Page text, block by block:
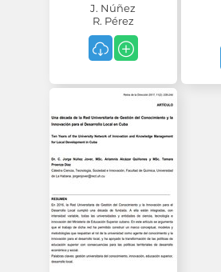
J. Núñez
R. Pérez